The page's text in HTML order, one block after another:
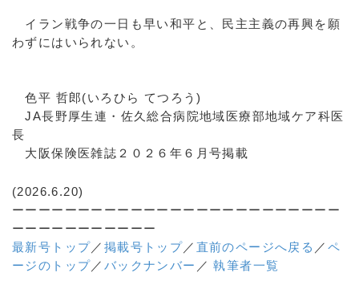
イラン戦争の一日も早い和平と、民主主義の再興を願
わずにはいられない。
色平 哲郎(いろひら てつろう)
JA長野厚生連・佐久総合病院地域医療部地域ケア科医
長
大阪保険医雑誌２０２６年６月号掲載
(2026.6.20)
ーーーーーーーーーーーーーーーーーーーーーーーーー
ーーーーーーーーーーー
最新号トップ／ 掲載号トップ／ 直前のページへ戻る ／ ペ
ージのトップ／ バックナンバー ／執筆者一覧